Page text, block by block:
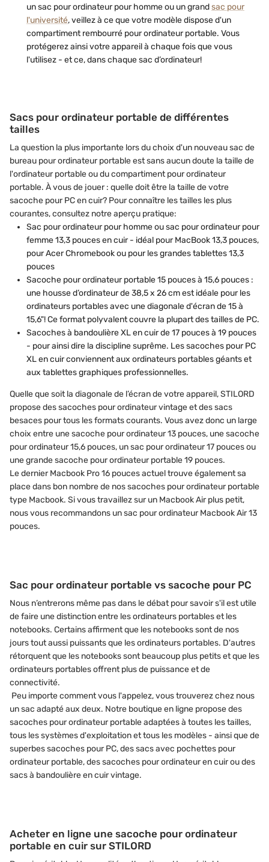
un sac pour ordinateur pour homme ou un grandsac pour
l'université, veillez à ce que votre modèle dispose d'un
compartiment rembourré pour ordinateur portable. Vous
protégerez ainsi votre appareil à chaque fois que vous
l'utilisez - et ce, dans chaque sac d’ordinateur!
Sacs pour ordinateur portable de différentes
tailles
La question la plus importante lors du choix d'un nouveau sac de
bureau pour ordinateur portable est sans aucun doute la taille de
l'ordinateur portable ou du compartiment pour ordinateur
portable. À vous de jouer : quelle doit être la taille de votre
sacoche pour PC en cuir? Pour connaître les tailles les plus
courantes, consultez notre aperçu pratique:
Sac pour ordinateur pour homme ou sac pour ordinateur pour
femme 13,3 pouces en cuir - idéal pour MacBook 13,3 pouces,
pour Acer Chromebook ou pour les grandes tablettes 13,3
pouces
Sacoche pour ordinateur portable 15 pouces à 15,6 pouces :
une housse d’ordinateur de 38,5 x 26 cm est idéale pour les
ordinateurs portables avec une diagonale d'écran de 15 à
15,6"! Ce format polyvalent couvre la plupart des tailles de PC.
Sacoches à bandoulière XL en cuir de 17 pouces à 19 pouces
- pour ainsi dire la discipline suprême. Les sacoches pour PC
XL en cuir conviennent aux ordinateurs portables géants et
aux tablettes graphiques professionnelles.
Quelle que soit la diagonale de l’écran de votre appareil, STILORD
propose des sacoches pour ordinateur vintage et des sacs
besaces pour tous les formats courants. Vous avez donc un large
choix entre une sacoche pour ordinateur 13 pouces, une sacoche
pour ordinateur 15,6 pouces, un sac pour ordinateur 17 pouces ou
une grande sacoche pour ordinateur portable 19 pouces.
Le dernier Macbook Pro 16 pouces actuel trouve également sa
place dans bon nombre de nos sacoches pour ordinateur portable
type Macbook. Si vous travaillez sur un Macbook Air plus petit,
nous vous recommandons un sac pour ordinateur Macbook Air 13
pouces.
Sac pour ordinateur portable vs sacoche pour PC
Nous n’entrerons même pas dans le débat pour savoir s'il est utile
de faire une distinction entre les ordinateurs portables et les
notebooks. Certains affirment que les notebooks sont de nos
jours tout aussi puissants que les ordinateurs portables. D'autres
rétorquent que les notebooks sont beaucoup plus petits et que les
ordinateurs portables offrent plus de puissance et de
connectivité.
Peu importe comment vous l'appelez, vous trouverez chez nous
un sac adapté aux deux. Notre boutique en ligne propose des
sacoches pour ordinateur portable adaptées à toutes les tailles,
tous les systèmes d'exploitation et tous les modèles - ainsi que de
superbes sacoches pour PC, des sacs avec pochettes pour
ordinateur portable, des sacoches pour ordinateur en cuir ou des
sacs à bandoulière en cuir vintage.
Acheter en ligne une sacoche pour ordinateur
portable en cuir sur STILORD